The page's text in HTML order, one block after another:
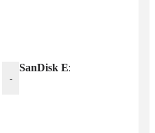
-
SanDisk Extreme PRO SD-